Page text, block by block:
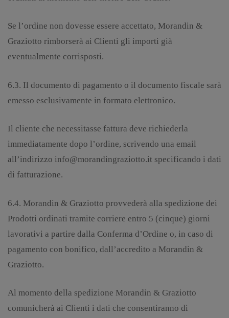
Se l’ordine non dovesse essere accettato, Morandin &
Graziotto rimborserà ai Clienti gli importi già
eventualmente corrisposti.
6.3. Il documento di pagamento o il documento fiscale sarà
emesso esclusivamente in formato elettronico.
Il cliente che necessitasse fattura deve richiederla
immediatamente dopo l’ordine, scrivendo una email
all’indirizzo info@morandingraziotto.it specificando i dati
di fatturazione.
6.4. Morandin & Graziotto provvederà alla spedizione dei
Prodotti ordinati tramite corriere entro 5 (cinque) giorni
lavorativi a partire dalla Conferma d’Ordine o, in caso di
pagamento con bonifico, dall’accredito a Morandin &
Graziotto.
Al momento della spedizione Morandin & Graziotto
comunicherà ai Clienti i dati che consentiranno di